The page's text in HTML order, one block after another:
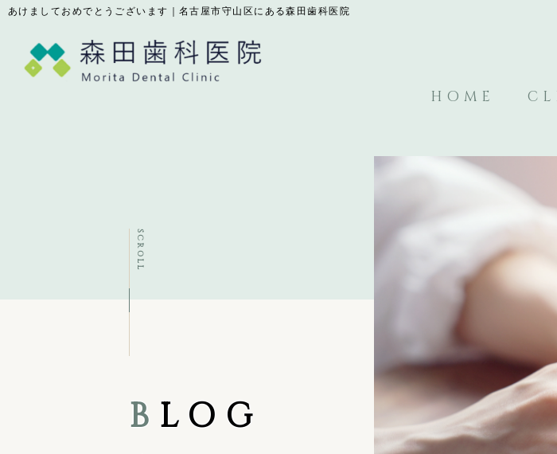
あけましておめでとうございます｜名古屋市守山区にある森田歯科医院
HOME
B LOG
SCROLL